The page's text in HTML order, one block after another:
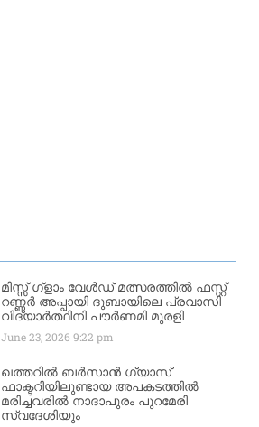
മിസ്സ്‌ ഗ്ളാം വേൾഡ് മത്സരത്തിൽ ഫസ്റ്റ്
റണ്ണർ അപ്പായി ദുബായിലെ പ്രവാസി
വിദ്യാർത്ഥിനി പൗർണമി മുരളി
June 23, 20269:22 pm
ഖത്തറിൽ ബർസാൻ ഗ്യാസ്
ഫാക്ടറിയിലുണ്ടായ അപകടത്തിൽ
മരിച്ചവരിൽ നാദാപുരം പുറമേരി
സ്വദേശിയും